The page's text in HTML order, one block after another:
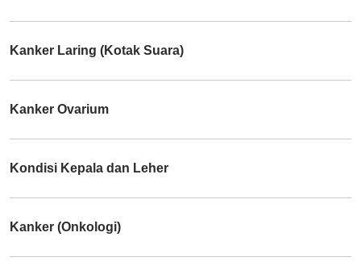
Kanker Laring (Kotak Suara)
Kanker Ovarium
Kondisi Kepala dan Leher
Kanker (Onkologi)